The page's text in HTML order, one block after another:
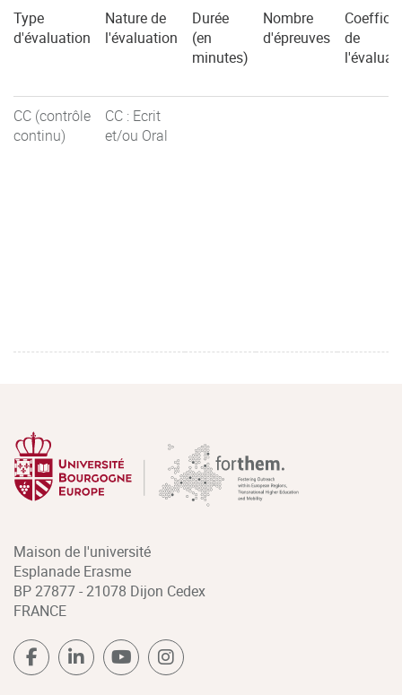
Type
d'évaluation
Nature de
l'évaluation
Durée
(en
minutes)
Nombre
d'épreuves
de
CC (contrôle
continu)
CC : Ecrit
et/ou Oral
Maison de l'université
Esplanade Erasme
BP 27877 - 21078 Dijon Cedex
FRANCE